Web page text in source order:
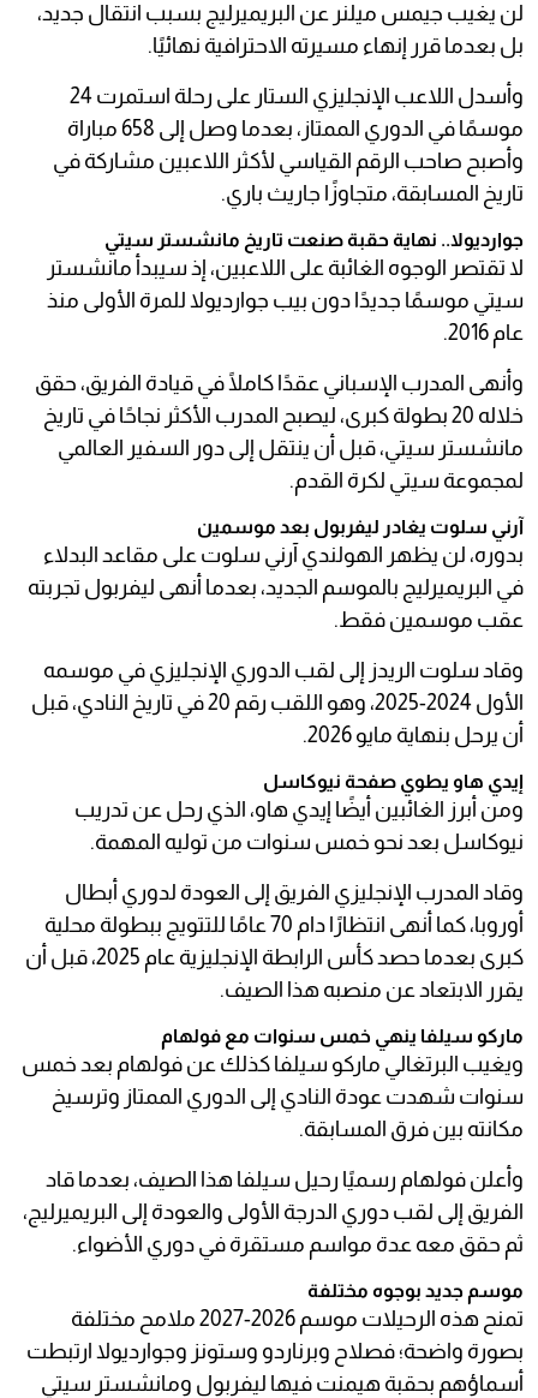
لن يغيب جيمس ميلنر عن البريميرليج بسبب انتقال جديد،
بل بعدما قرر إنهاء مسيرته الاحترافية نهائيًا.
وأسدل اللاعب الإنجليزي الستار على رحلة استمرت 24
موسمًا في الدوري الممتاز، بعدما وصل إلى 658 مباراة
وأصبح صاحب الرقم القياسي لأكثر اللاعبين مشاركة في
تاريخ المسابقة، متجاوزًا جاريث باري.
جوارديولا.. نهاية حقبة صنعت تاريخ مانشستر سيتي
لا تقتصر الوجوه الغائبة على اللاعبين، إذ سيبدأ مانشستر
سيتي موسمًا جديدًا دون بيب جوارديولا للمرة الأولى منذ
عام 2016.
وأنهى المدرب الإسباني عقدًا كاملًا في قيادة الفريق، حقق
خلاله 20 بطولة كبرى، ليصبح المدرب الأكثر نجاحًا في تاريخ
مانشستر سيتي، قبل أن ينتقل إلى دور السفير العالمي
لمجموعة سيتي لكرة القدم.
آرني سلوت يغادر ليفربول بعد موسمين
بدوره، لن يظهر الهولندي آرني سلوت على مقاعد البدلاء
في البريميرليج بالموسم الجديد، بعدما أنهى ليفربول تجربته
عقب موسمين فقط.
وقاد سلوت الريدز إلى لقب الدوري الإنجليزي في موسمه
الأول 2024-2025، وهو اللقب رقم 20 في تاريخ النادي، قبل
أن يرحل بنهاية مايو 2026.
إيدي هاو يطوي صفحة نيوكاسل
ومن أبرز الغائبين أيضًا إيدي هاو، الذي رحل عن تدريب
نيوكاسل بعد نحو خمس سنوات من توليه المهمة.
وقاد المدرب الإنجليزي الفريق إلى العودة لدوري أبطال
أوروبا، كما أنهى انتظارًا دام 70 عامًا للتتويج ببطولة محلية
كبرى بعدما حصد كأس الرابطة الإنجليزية عام 2025، قبل أن
يقرر الابتعاد عن منصبه هذا الصيف.
ماركو سيلفا ينهي خمس سنوات مع فولهام
ويغيب البرتغالي ماركو سيلفا كذلك عن فولهام بعد خمس
سنوات شهدت عودة النادي إلى الدوري الممتاز وترسيخ
مكانته بين فرق المسابقة.
وأعلن فولهام رسميًا رحيل سيلفا هذا الصيف، بعدما قاد
الفريق إلى لقب دوري الدرجة الأولى والعودة إلى البريميرليج،
ثم حقق معه عدة مواسم مستقرة في دوري الأضواء.
موسم جديد بوجوه مختلفة
تمنح هذه الرحيلات موسم 2026-2027 ملامح مختلفة
بصورة واضحة؛ فصلاح وبرناردو وستونز وجوارديولا ارتبطت
أسماؤهم بحقبة هيمنت فيها ليفربول ومانشستر سيتي